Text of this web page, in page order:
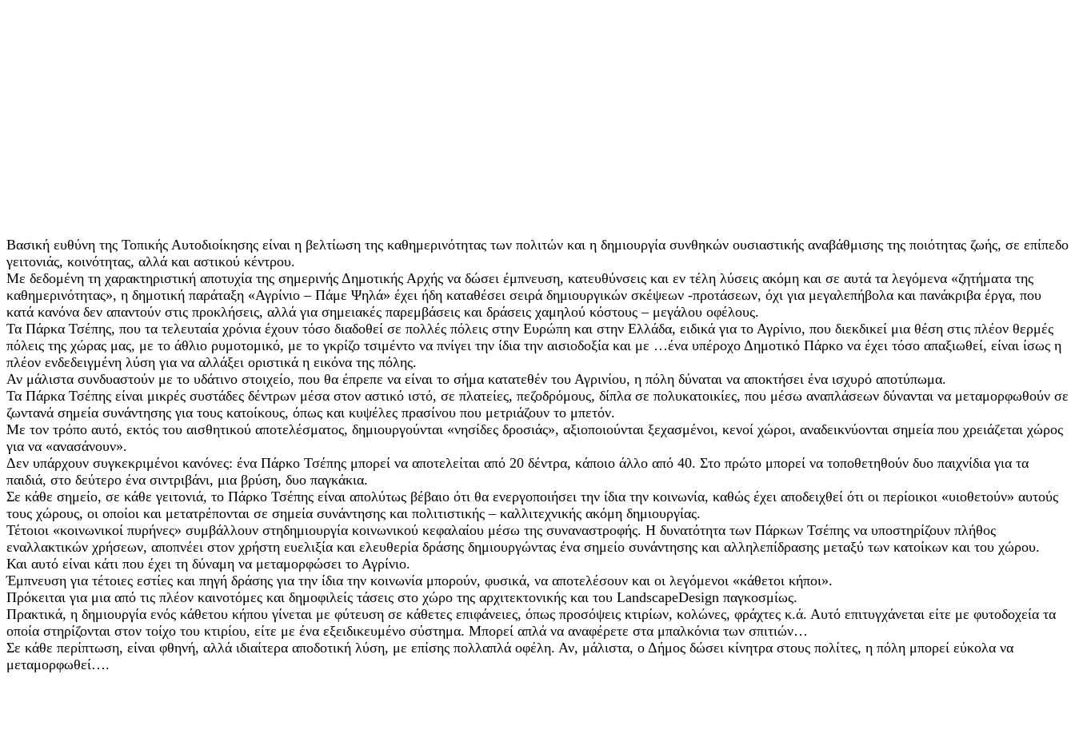
Βασική ευθύνη της Τοπικής Αυτοδιοίκησης είναι η βελτίωση της καθημερινότητας των πολιτών και η δημιουργία συνθηκών ουσιαστικής αναβάθμισης της ποιότητας ζωής, σε επίπεδο
γειτονιάς, κοινότητας, αλλά και αστικού κέντρου.
Με δεδομένη τη χαρακτηριστική αποτυχία της σημερινής Δημοτικής Αρχής να δώσει έμπνευση, κατευθύνσεις και εν τέλη λύσεις ακόμη και σε αυτά τα λεγόμενα «ζητήματα της
καθημερινότητας», η δημοτική παράταξη «Αγρίνιο – Πάμε Ψηλά» έχει ήδη καταθέσει σειρά δημιουργικών σκέψεων -προτάσεων, όχι για μεγαλεπήβολα και πανάκριβα έργα, που
κατά κανόνα δεν απαντούν στις προκλήσεις, αλλά για σημειακές παρεμβάσεις και δράσεις χαμηλού κόστους – μεγάλου οφέλους.
Τα Πάρκα Τσέπης, που τα τελευταία χρόνια έχουν τόσο διαδοθεί σε πολλές πόλεις στην Ευρώπη και στην Ελλάδα, ειδικά για το Αγρίνιο, που διεκδικεί μια θέση στις πλέον θερμές
πόλεις της χώρας μας, με το άθλιο ρυμοτομικό, με το γκρίζο τσιμέντο να πνίγει την ίδια την αισιοδοξία και με …ένα υπέροχο Δημοτικό Πάρκο να έχει τόσο απαξιωθεί, είναι ίσως η
πλέον ενδεδειγμένη λύση για να αλλάξει οριστικά η εικόνα της πόλης.
Αν μάλιστα συνδυαστούν με το υδάτινο στοιχείο, που θα έπρεπε να είναι το σήμα κατατεθέν του Αγρινίου, η πόλη δύναται να αποκτήσει ένα ισχυρό αποτύπωμα.
Τα Πάρκα Τσέπης είναι μικρές συστάδες δέντρων μέσα στον αστικό ιστό, σε πλατείες, πεζοδρόμους, δίπλα σε πολυκατοικίες, που μέσω αναπλάσεων δύνανται να μεταμορφωθούν σε
ζωντανά σημεία συνάντησης για τους κατοίκους, όπως και κυψέλες πρασίνου που μετριάζουν το μπετόν.
Με τον τρόπο αυτό, εκτός του αισθητικού αποτελέσματος, δημιουργούνται «νησίδες δροσιάς», αξιοποιούνται ξεχασμένοι, κενοί χώροι, αναδεικνύονται σημεία που χρειάζεται χώρος
για να «ανασάνουν».
Δεν υπάρχουν συγκεκριμένοι κανόνες: ένα Πάρκο Τσέπης μπορεί να αποτελείται από 20 δέντρα, κάποιο άλλο από 40. Στο πρώτο μπορεί να τοποθετηθούν δυο παιχνίδια για τα
παιδιά, στο δεύτερο ένα σιντριβάνι, μια βρύση, δυο παγκάκια.
Σε κάθε σημείο, σε κάθε γειτονιά, το Πάρκο Τσέπης είναι απολύτως βέβαιο ότι θα ενεργοποιήσει την ίδια την κοινωνία, καθώς έχει αποδειχθεί ότι οι περίοικοι «υιοθετούν» αυτούς
τους χώρους, οι οποίοι και μετατρέπονται σε σημεία συνάντησης και πολιτιστικής – καλλιτεχνικής ακόμη δημιουργίας.
Τέτοιοι «κοινωνικοί πυρήνες» συμβάλλουν στηδημιουργία κοινωνικού κεφαλαίου μέσω της συναναστροφής. Η δυνατότητα των Πάρκων Τσέπης να υποστηρίζουν πλήθος
εναλλακτικών χρήσεων, αποπνέει στον χρήστη ευελιξία και ελευθερία δράσης δημιουργώντας ένα σημείο συνάντησης και αλληλεπίδρασης μεταξύ των κατοίκων και του χώρου.
Και αυτό είναι κάτι που έχει τη δύναμη να μεταμορφώσει το Αγρίνιο.
Έμπνευση για τέτοιες εστίες και πηγή δράσης για την ίδια την κοινωνία μπορούν, φυσικά, να αποτελέσουν και οι λεγόμενοι «κάθετοι κήποι».
Πρόκειται για μια από τις πλέον καινοτόμες και δημοφιλείς τάσεις στο χώρο της αρχιτεκτονικής και του LandscapeDesign παγκοσμίως.
Πρακτικά, η δημιουργία ενός κάθετου κήπου γίνεται με φύτευση σε κάθετες επιφάνειες, όπως προσόψεις κτιρίων, κολώνες, φράχτες κ.ά. Αυτό επιτυγχάνεται είτε με φυτοδοχεία τα
οποία στηρίζονται στον τοίχο του κτιρίου, είτε με ένα εξειδικευμένο σύστημα. Μπορεί απλά να αναφέρετε στα μπαλκόνια των σπιτιών…
Σε κάθε περίπτωση, είναι φθηνή, αλλά ιδιαίτερα αποδοτική λύση, με επίσης πολλαπλά οφέλη. Αν, μάλιστα, ο Δήμος δώσει κίνητρα στους πολίτες, η πόλη μπορεί εύκολα να
μεταμορφωθεί….